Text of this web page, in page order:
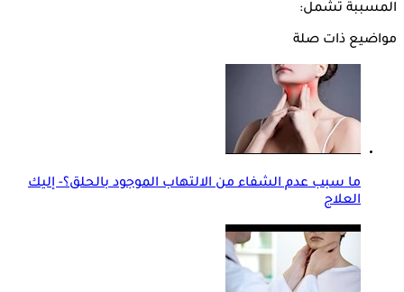
المسببة تشمل:
مواضيع ذات صلة
ما سبب عدم الشفاء من الالتهاب الموجود بالحلق؟- إليك
العلاج